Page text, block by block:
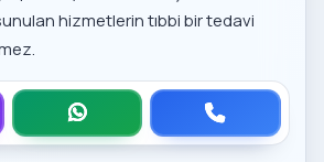
hizmetlerin tıbbi bir tedavi